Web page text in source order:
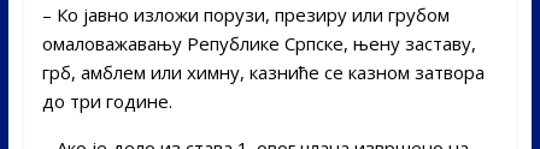
– Ко јавно изложи порузи, презиру или грубом
омаловажавању Републике Српске, њену заставу,
грб, амблем или химну, казниће се казном затвора
до три године.